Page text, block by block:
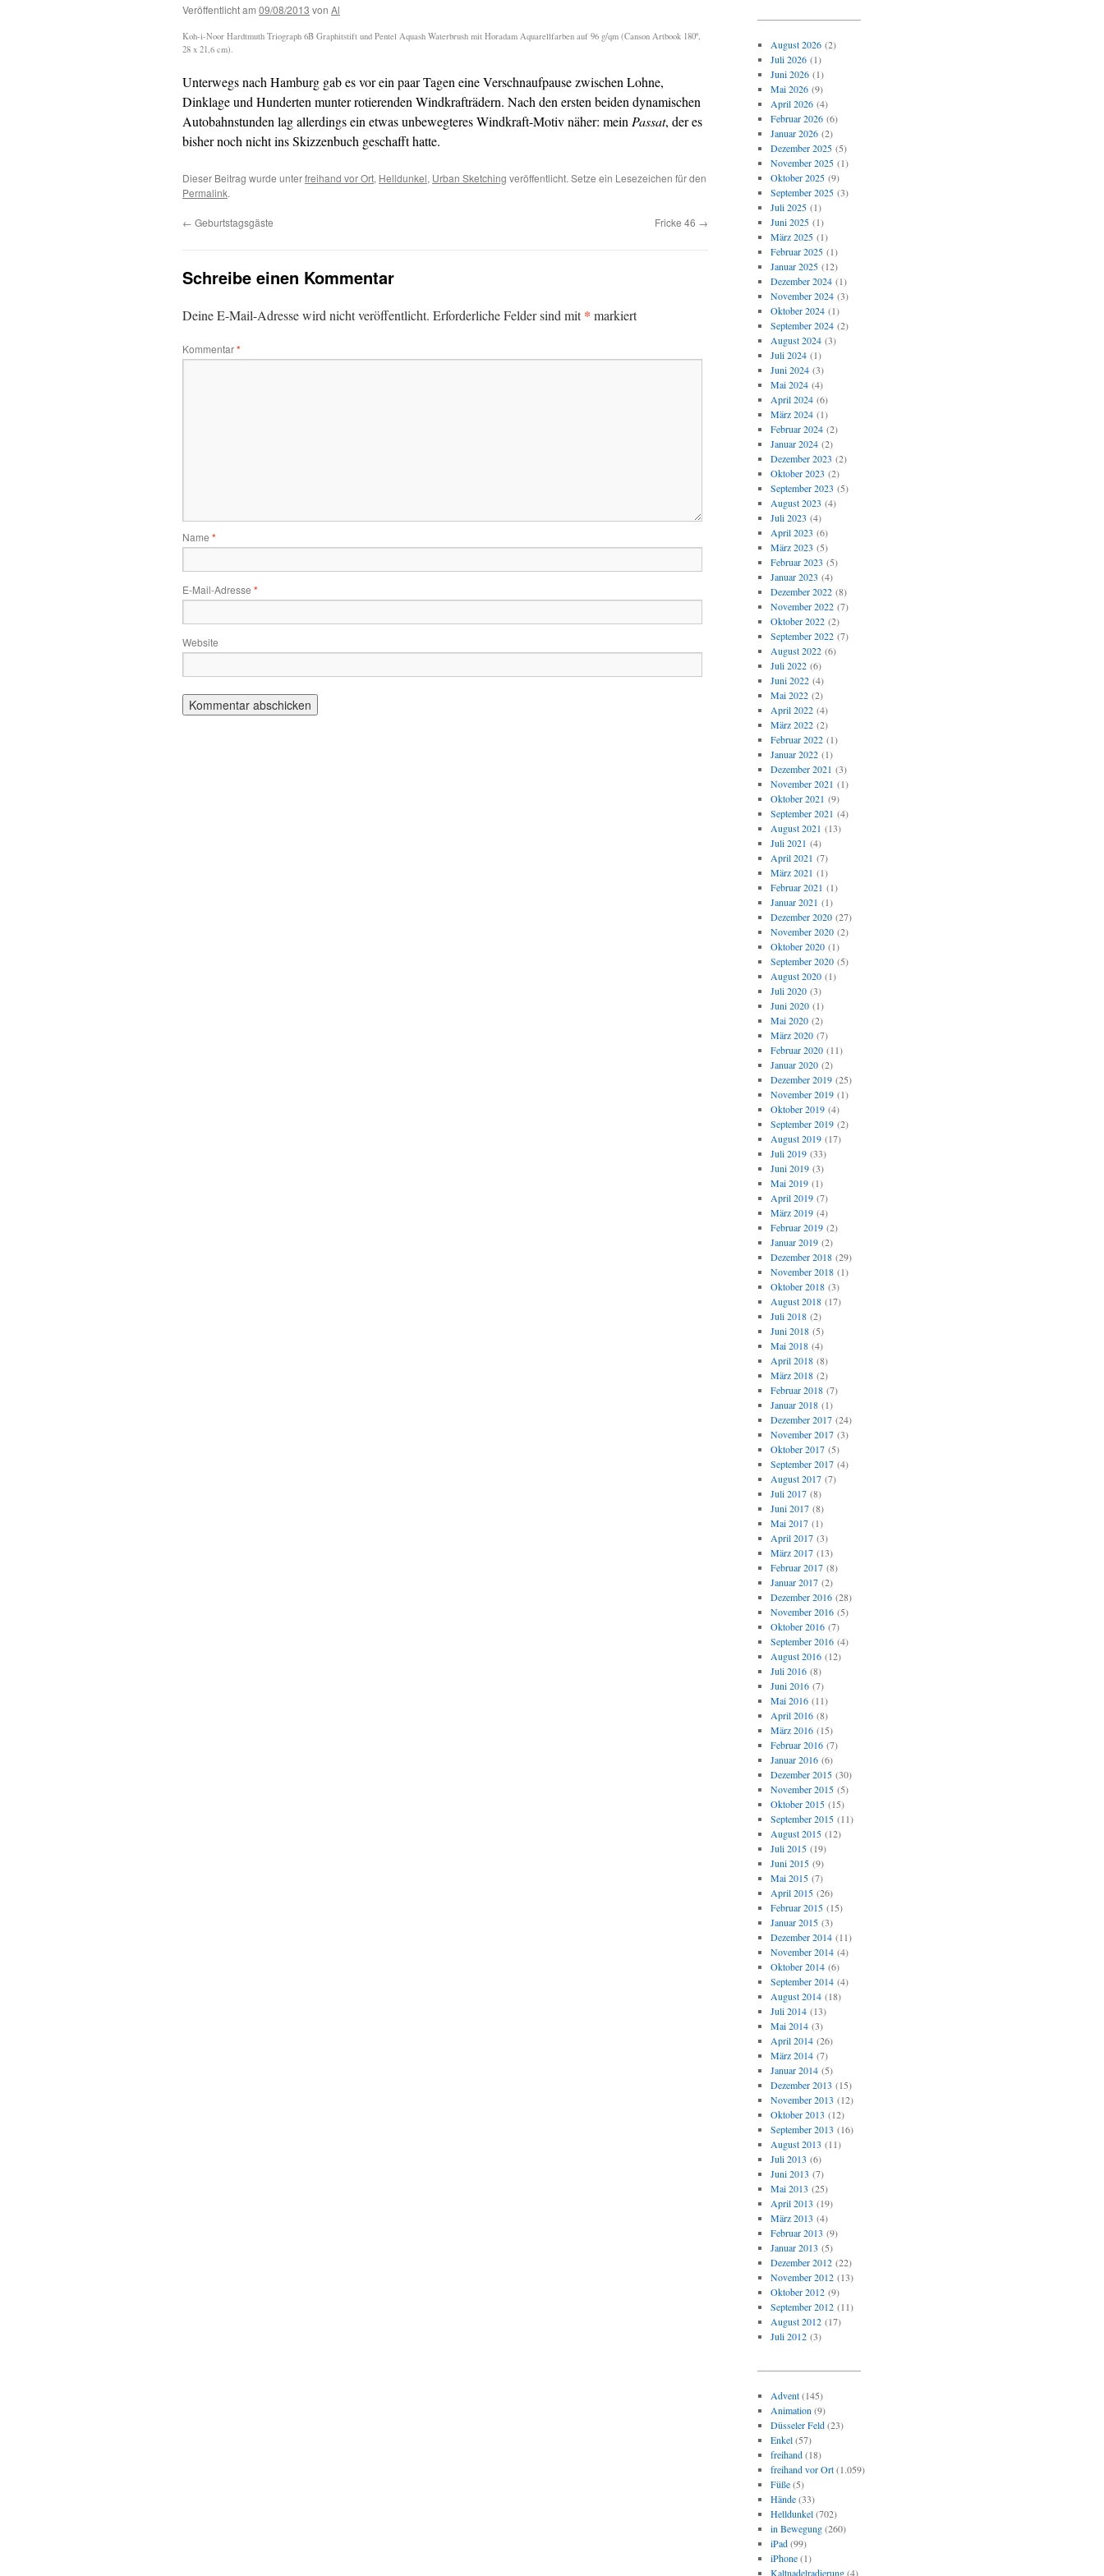
Veröffentlicht am 09/08/2013 von Al
Koh-i-Noor Hardtmuth Triograph 6B Graphitstift und Pentel Aquash Waterbrush mit Horadam Aquarellfarben auf 96 g/qm (Canson Artbook 180º,
28 x 21,6 cm).
Unterwegs nach Hamburg gab es vor ein paar Tagen eine Verschnaufpause zwischen Lohne,
Dinklage und Hunderten munter rotierenden Windkrafträdern. Nach den ersten beiden dynamischen
Autobahnstunden lag allerdings ein etwas unbewegteres Windkraft-Motiv näher: mein Passat, der es
bisher noch nicht ins Skizzenbuch geschafft hatte.
Dieser Beitrag wurde unterfreihand vor Ort, Helldunkel, Urban Sketching veröffentlicht. Setze ein Lesezeichen für den
Permalink.
← Geburtstagsgäste Fricke 46 →
Schreibe einen Kommentar
Deine E-Mail-Adresse wird nicht veröffentlicht. Erforderliche Felder sind mit* markiert
Kommentar*
Name *
E-Mail-Adresse *
Website
August 2026(2)
Juli 2026(1)
Juni 2026(1)
Mai 2026(9)
April 2026(4)
Februar 2026(6)
Januar 2026(2)
Dezember 2025(5)
November 2025(1)
Oktober 2025(9)
September 2025(3)
Juli 2025(1)
Juni 2025(1)
März 2025(1)
Februar 2025(1)
Januar 2025(12)
Dezember 2024(1)
November 2024(3)
Oktober 2024(1)
September 2024(2)
August 2024(3)
Juli 2024(1)
Juni 2024(3)
Mai 2024(4)
April 2024(6)
März 2024(1)
Februar 2024(2)
Januar 2024(2)
Dezember 2023 (2)
Oktober 2023 (2)
September 2023 (5)
August 2023 (4)
Juli 2023 (4)
April 2023 (6)
März 2023 (5)
Februar 2023 (5)
Januar 2023 (4)
Dezember 2022(8)
November 2022(7)
Oktober 2022(2)
September 2022(7)
August 2022(6)
Juli 2022(6)
Juni 2022(4)
Mai 2022(2)
April 2022(4)
März 2022(2)
Februar 2022(1)
Januar 2022(1)
Dezember 2021 (3)
November 2021 (1)
Oktober 2021 (9)
September 2021 (4)
August 2021 (13)
Juli 2021 (4)
April 2021 (7)
März 2021 (1)
Februar 2021 (1)
Januar 2021 (1)
Dezember 2020(27)
November 2020(2)
Oktober 2020(1)
September 2020(5)
August 2020(1)
Juli 2020(3)
Juni 2020(1)
Mai 2020(2)
März 2020(7)
Februar 2020(11)
Januar 2020(2)
Dezember 2019(25)
November 2019(1)
Oktober 2019(4)
September 2019(2)
August 2019(17)
Juli 2019(33)
Juni 2019(3)
Mai 2019(1)
April 2019(7)
März 2019(4)
Februar 2019(2)
Januar 2019(2)
Dezember 2018(29)
November 2018(1)
Oktober 2018(3)
August 2018(17)
Juli 2018(2)
Juni 2018(5)
Mai 2018(4)
April 2018(8)
März 2018(2)
Februar 2018(7)
Januar 2018(1)
Dezember 2017(24)
November 2017(3)
Oktober 2017(5)
September 2017(4)
August 2017(7)
Juli 2017(8)
Juni 2017(8)
Mai 2017(1)
April 2017(3)
März 2017(13)
Februar 2017(8)
Januar 2017(2)
Dezember 2016(28)
November 2016(5)
Oktober 2016(7)
September 2016(4)
August 2016(12)
Juli 2016(8)
Juni 2016(7)
Mai 2016(11)
April 2016(8)
März 2016(15)
Februar 2016(7)
Januar 2016(6)
Dezember 2015(30)
November 2015(5)
Oktober 2015(15)
September 2015(11)
August 2015(12)
Juli 2015(19)
Juni 2015(9)
Mai 2015(7)
April 2015(26)
Februar 2015(15)
Januar 2015(3)
Dezember 2014(11)
November 2014(4)
Oktober 2014(6)
September 2014(4)
August 2014(18)
Juli 2014(13)
Mai 2014(3)
April 2014(26)
März 2014(7)
Januar 2014(5)
Dezember 2013 (15)
November 2013 (12)
Oktober 2013 (12)
September 2013 (16)
August 2013 (11)
Juli 2013 (6)
Juni 2013 (7)
Mai 2013 (25)
April 2013 (19)
März 2013 (4)
Februar 2013 (9)
Januar 2013 (5)
Dezember 2012(22)
November 2012(13)
Oktober 2012(9)
September 2012(11)
August 2012(17)
Juli 2012(3)
Advent(145)
Animation (9)
Düsseler Feld(23)
Enkel(57)
freihand(18)
freihand vor Ort(1.059)
Füße(5)
Hände(33)
Helldunkel(702)
in Bewegung(260)
iPad(99)
iPhone(1)
Kaltnadelradierung(4)